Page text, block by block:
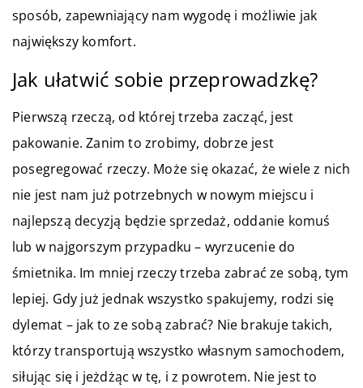
sposób, zapewniający nam wygodę i możliwie jak
największy komfort.
Jak ułatwić sobie przeprowadzkę?
Pierwszą rzeczą, od której trzeba zacząć, jest
pakowanie. Zanim to zrobimy, dobrze jest
posegregować rzeczy. Może się okazać, że wiele z nich
nie jest nam już potrzebnych w nowym miejscu i
najlepszą decyzją będzie sprzedaż, oddanie komuś
lub w najgorszym przypadku – wyrzucenie do
śmietnika. Im mniej rzeczy trzeba zabrać ze sobą, tym
lepiej. Gdy już jednak wszystko spakujemy, rodzi się
dylemat – jak to ze sobą zabrać? Nie brakuje takich,
którzy transportują wszystko własnym samochodem,
siłując się i jeżdżąc w tę, i z powrotem. Nie jest to